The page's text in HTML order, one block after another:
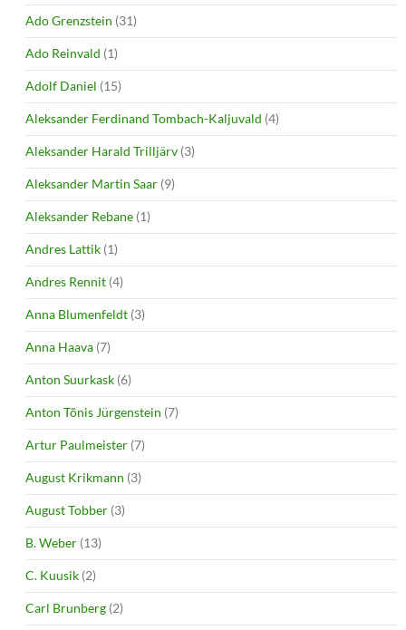
Ado Grenzstein (31)
Ado Reinvald (1)
Adolf Daniel (15)
Aleksander Ferdinand Tombach-Kaljuvald (4)
Aleksander Harald Trilljärv (3)
Aleksander Martin Saar (9)
Aleksander Rebane (1)
Andres Lattik (1)
Andres Rennit (4)
Anna Blumenfeldt (3)
Anna Haava (7)
Anton Suurkask (6)
Anton Tõnis Jürgenstein (7)
Artur Paulmeister (7)
August Krikmann (3)
August Tobber (3)
B. Weber (13)
C. Kuusik (2)
Carl Brunberg (2)